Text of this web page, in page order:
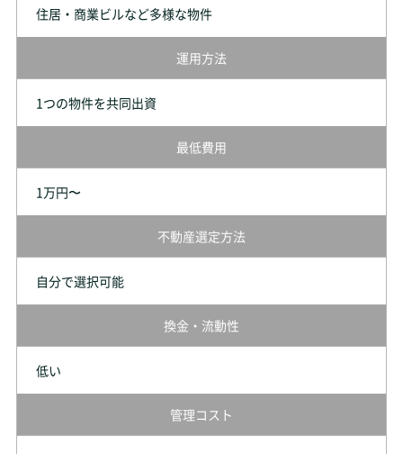
住居・商業ビルなど多様な物件
運用方法
1つの物件を共同出資
最低費用
1万円〜
不動産選定方法
自分で選択可能
換金・流動性
低い
管理コスト